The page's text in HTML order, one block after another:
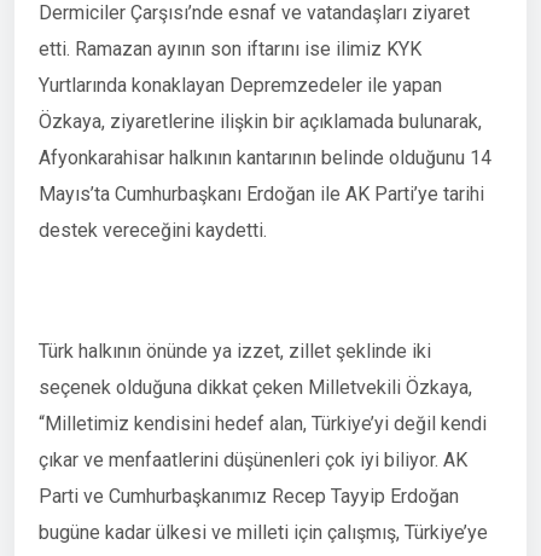
Dermiciler Çarşısı’nde esnaf ve vatandaşları ziyaret
etti. Ramazan ayının son iftarını ise ilimiz KYK
Yurtlarında konaklayan Depremzedeler ile yapan
Özkaya, ziyaretlerine ilişkin bir açıklamada bulunarak,
Afyonkarahisar halkının kantarının belinde olduğunu 14
Mayıs’ta Cumhurbaşkanı Erdoğan ile AK Parti’ye tarihi
destek vereceğini kaydetti.
Türk halkının önünde ya izzet, zillet şeklinde iki
seçenek olduğuna dikkat çeken Milletvekili Özkaya,
“Milletimiz kendisini hedef alan, Türkiye’yi değil kendi
çıkar ve menfaatlerini düşünenleri çok iyi biliyor. AK
Parti ve Cumhurbaşkanımız Recep Tayyip Erdoğan
bugüne kadar ülkesi ve milleti için çalışmış, Türkiye’ye